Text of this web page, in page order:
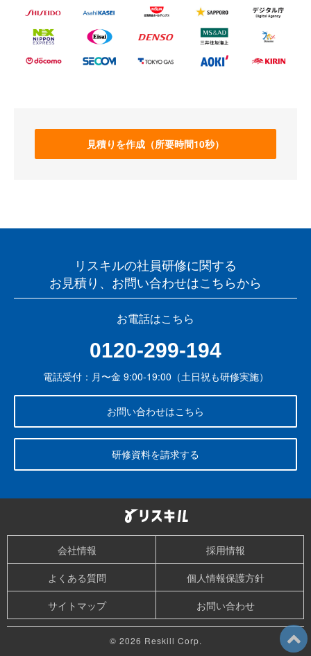
見積りを作成（所要時間10秒）
リスキルの社員研修に関する
お見積り、お問い合わせはこちらから
お電話はこちら
0120-299-194
電話受付：月〜金 9:00-19:00（土日祝も研修実施）
お問い合わせはこちら
研修資料を請求する
会社情報
採用情報
よくある質問
個人情報保護方針
サイトマップ
お問い合わせ
© 2026 Reskill Corp.